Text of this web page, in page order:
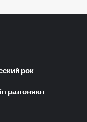
рок
разгоняют